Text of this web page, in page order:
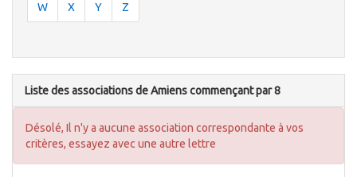
W X Y Z
Liste des associations de Amiens commençant par 8
Désolé, Il n'y a aucune association correspondante à vos
critères, essayez avec une autre lettre